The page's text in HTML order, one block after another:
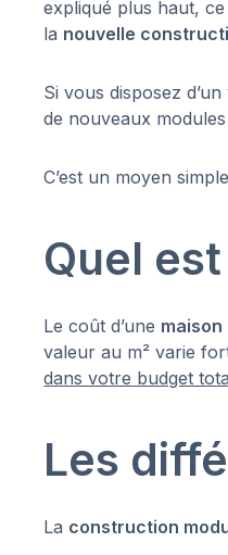
expliqué plus haut,
la nouvelle
Si vous disposez
de nouveaux
C’est un moyen
Quel
Le coût d’une
valeur au m² varie
dans votre budget
Les
La construction